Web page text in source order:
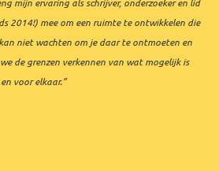
mijn ervaring als schrijver, onderzoeker en lid
2014!) mee om een ruimte te ontwikkelen die
niet wachten om je daar te ontmoeten en
de grenzen verkennen van wat mogelijk is
voor elkaar.”